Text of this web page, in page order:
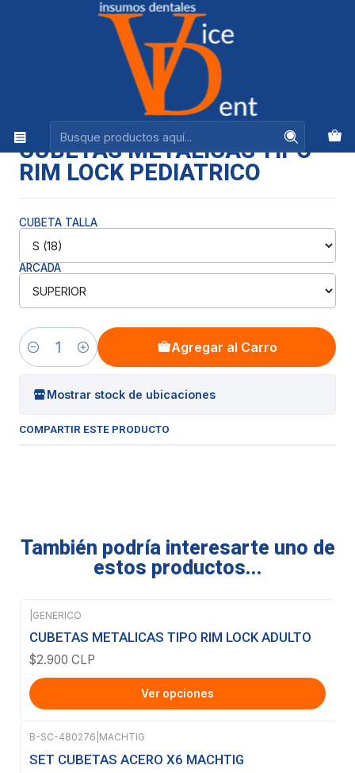
Ventas +56944575313
INSTRUMENTAL
CUBETAS METALICAS TIPO RIM LOCK PEDIATRICO
|
CUBETAS METALICAS TIPO
RIM LOCK PEDIATRICO
CUBETA TALLA
ARCADA
Cantidad
Agregar al Carro
Mostrar stock de ubicaciones
COMPARTIR ESTE PRODUCTO
También podría interesarte uno de
estos productos...
GENERICO
CUBETAS METALICAS TIPO RIM LOCK ADULTO
$2.900 CLP
Ver opciones
Agotado
B-SC-480276 MACHTIG
SET CUBETAS ACERO X6 MACHTIG